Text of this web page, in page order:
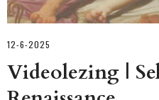
12-6-2025
Videolezing |